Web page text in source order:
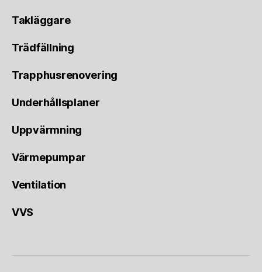
Takläggare
Trädfällning
Trapphusrenovering
Underhållsplaner
Uppvärmning
Värmepumpar
Ventilation
VVS